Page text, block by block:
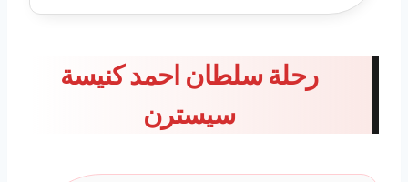
رحلة سلطان احمد كنيسة
سيسترن